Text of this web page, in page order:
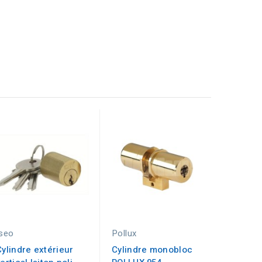
extérieur
Pollux
Cylindre monobloc